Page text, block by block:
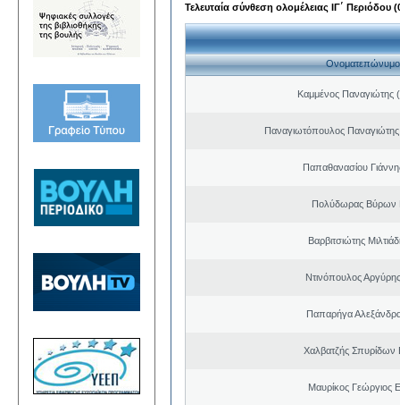
Τελευταία σύνθεση ολομέλειας ΙΓ΄ Περιόδου
Ονοματεπώνυμο
Καμμένος Παναγιώτης
Παναγιωτόπουλος
Παπαθανασίου
Πολύδωρας Βύρων
Βαρβιτσιώτης
Ντινόπουλος
Παπαρήγα
Χαλβατζής Σπυρίδων
Μαυρίκος Γεώργιος